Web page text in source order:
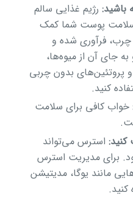
باشید:رژیم غذایی سالم
سلامت پوست شما کمک
فرآوری شده و
جای آن از میوه‌ها،
پروتئین‌های بدون چربی
کنید.
خواب کافی برای سلامت
استرس می‌تواند
برای مدیریت استرس
مانند یوگا، مدیتیشن